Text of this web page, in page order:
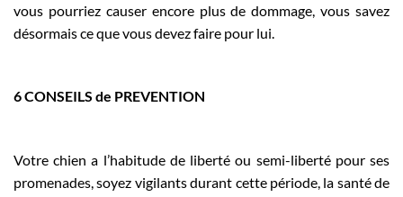
vous pourriez causer encore plus de dommage, vous savez
désormais ce que vous devez faire pour lui.
6 CONSEILS de PREVENTION
Votre chien a l’habitude de liberté ou semi-liberté pour ses
promenades, soyez vigilants durant cette période, la santé de